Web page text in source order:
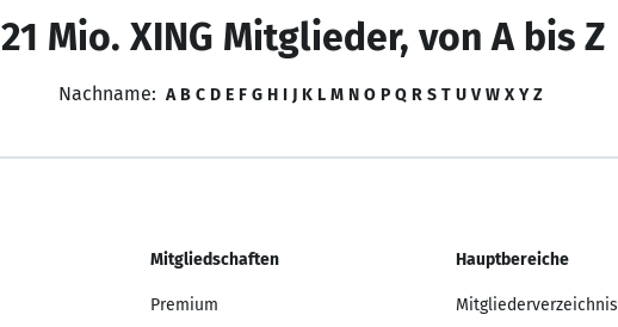
21 Mio. XING Mitglieder, von A bis Z
Nachname: A B C D E F G H I J K L M N O P Q R S T U V W X Y Z
Mitgliedschaften
Premium
Hauptbereiche
Mitgliederverzeichnis